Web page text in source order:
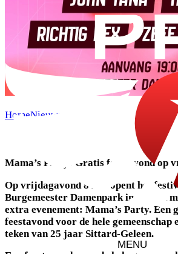
MENU
HomeNieuws
Mama’s Party: Gratis
Mama’s Party: Gratis feestavond op
Op vrijdagavond 8 mei opent het
Burgemeester Damenpark in Geleen
extra evenement: Mama’s Party. Een
feestavond voor de hele gemeenschap
teken van 25 jaar Sittard-Geleen.